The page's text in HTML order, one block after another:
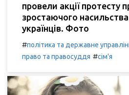
провели акції протесту
зростаючого
українців. Фото
#політика та державне
право та правосуддя #сім'я